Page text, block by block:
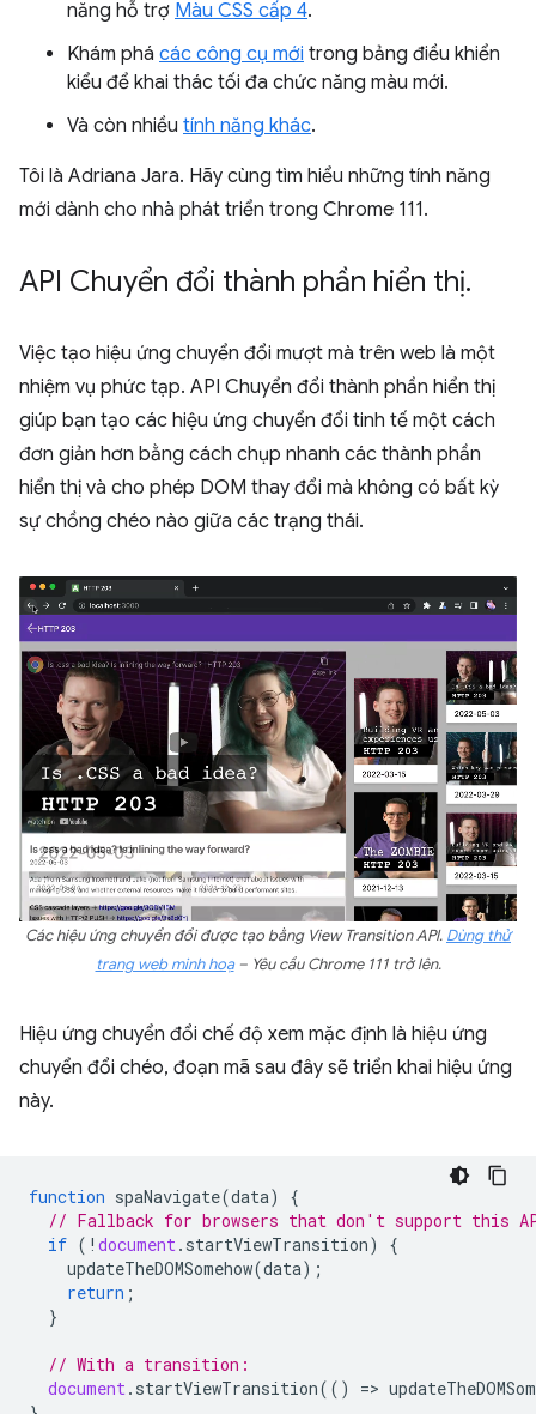
năng hỗ trợ Màu CSS cấp 4.
Khám phá các công cụ mới trong bảng điều khiển
kiểu để khai thác tối đa chức năng màu mới.
Và còn nhiều tính năng khác.
Tôi là Adriana Jara. Hãy cùng tìm hiểu những tính năng
mới dành cho nhà phát triển trong Chrome 111.
API Chuyển đổi thành phần hiển thị.
Việc tạo hiệu ứng chuyển đổi mượt mà trên web là một
nhiệm vụ phức tạp. API Chuyển đổi thành phần hiển thị
giúp bạn tạo các hiệu ứng chuyển đổi tinh tế một cách
đơn giản hơn bằng cách chụp nhanh các thành phần
hiển thị và cho phép DOM thay đổi mà không có bất kỳ
sự chồng chéo nào giữa các trạng thái.
Các hiệu ứng chuyển đổi được tạo bằng View Transition API. Dùng thử
trang web minh hoạ– Yêu cầu Chrome 111 trở lên.
Hiệu ứng chuyển đổi chế độ xem mặc định là hiệu ứng
chuyển đổi chéo, đoạn mã sau đây sẽ triển khai hiệu ứng
này.
function spaNavigate(data)
{
// Fallback for browsers that don't support this
if ( ! document. startViewTransition)
{
updateTheDOMSomehow(data);
return ;
}
// With a transition:
document. startViewTransition(() =>